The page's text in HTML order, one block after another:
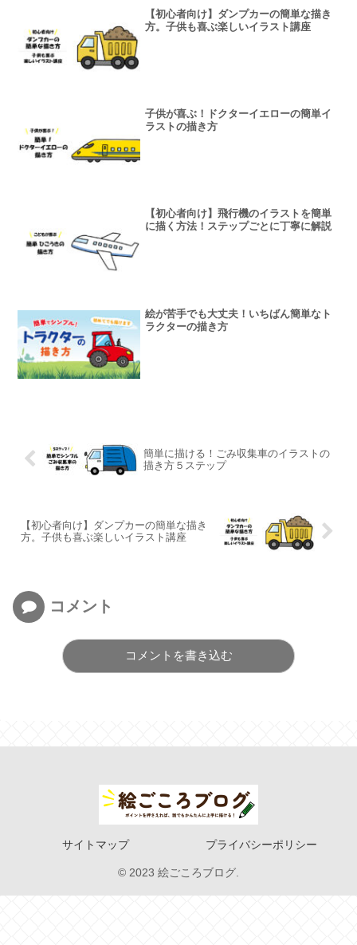
【初心者向け】ダンプカーの簡単な描き
方。子供も喜ぶ楽しいイラスト講座
子供が喜ぶ！ドクターイエローの簡単イ
ラストの描き方
【初心者向け】飛行機のイラストを簡単
に描く方法！ステップごとに丁寧に解説
絵が苦手でも大丈夫！いちばん簡単なト
ラクターの描き方
簡単に描ける！ごみ収集車のイラストの
描き方５ステップ
【初心者向け】ダンプカーの簡単な描き
方。子供も喜ぶ楽しいイラスト講座
コメント
コメントを書き込む
サイトマップ プライバシーポリシー
© 2023 絵ごころブログ.